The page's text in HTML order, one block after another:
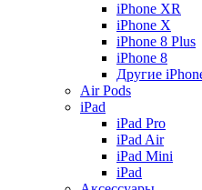
iPhone XR
iPhone X
iPhone 8 Plus
iPhone 8
Другие
Air Pods
iPad
iPad Pro
iPad Air
iPad Mini
iPаd